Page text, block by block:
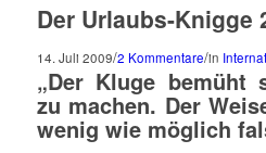
Der Urlaubs-Knigge
14. Juli 2009/2 Kommentare/in
„Der Kluge bemüht
zu machen. Der
wenig wie möglich